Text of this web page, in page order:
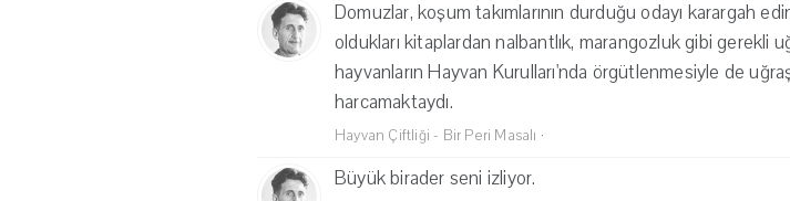
Domuzlar, koşum takımlarının durduğu odayı karargah
oldukları kitaplardan nalbantlık, marangozluk gibi gerekli
hayvanların Hayvan Kurulları'nda örgütlenmesiyle de
harcamaktaydı.
Hayvan Çiftliği - Bir Peri Masalı ·
Büyük birader seni izliyor.